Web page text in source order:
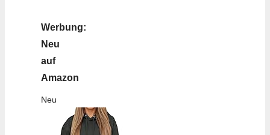
Werbung:
Neu
auf
Amazon
Neu